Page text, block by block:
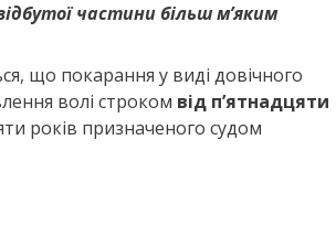
частини більш м’яким
що покарання у виді довічного
волі строком від п’ятнадцяти
років призначеного судом